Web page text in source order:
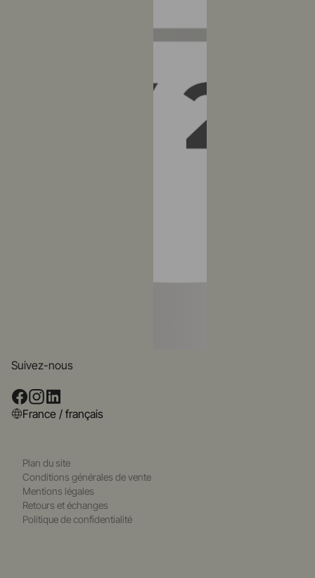
Suivez-nous
France / français
Plan du site
Conditions générales de vente
Mentions légales
Retours et échanges
Politique de confidentialité